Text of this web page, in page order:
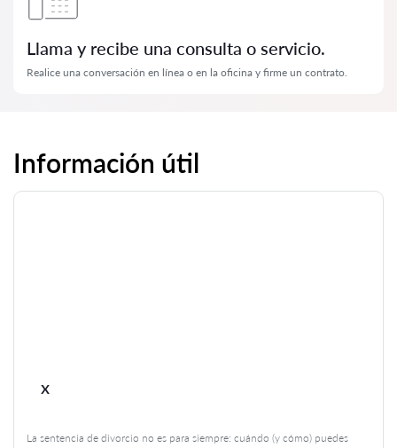
Llama y recibe una consulta o servicio.
Realice una conversación en línea o en la oficina y firme un contrato.
Información útil
x
La sentencia de divorcio no es para siempre: cuándo (y cómo) puedes